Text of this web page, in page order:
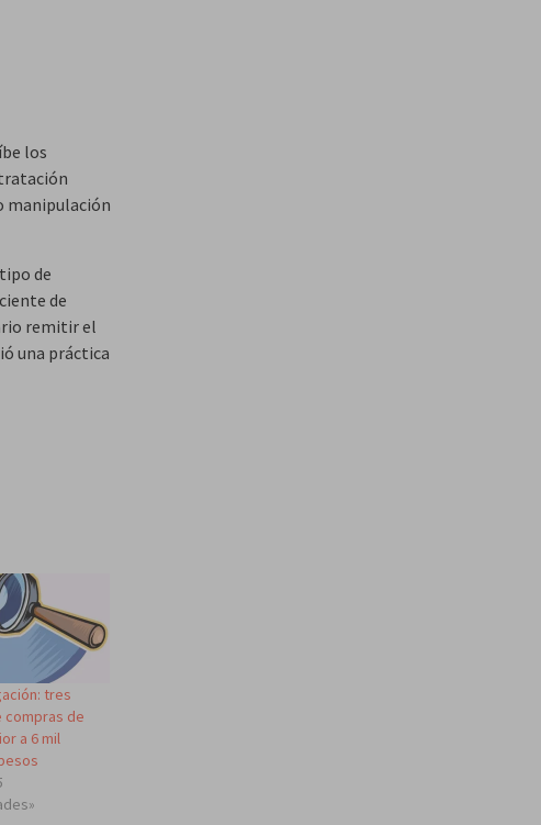
los
manipulación
de
de
remitir el
una práctica
tres
compras de
a 6 mil